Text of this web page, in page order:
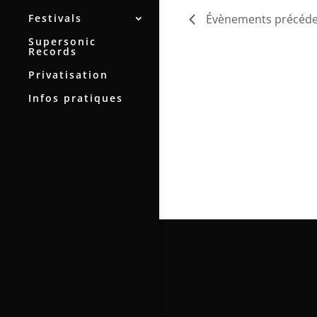
Festivals
Supersonic
Records
Privatisation
Infos pratiques
Évènements